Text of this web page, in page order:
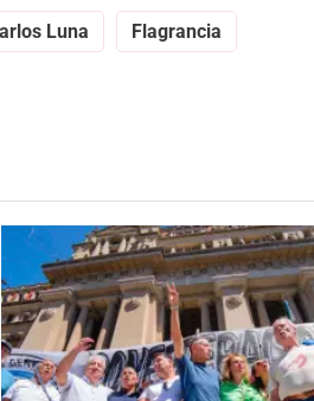
Luna Flagrancia